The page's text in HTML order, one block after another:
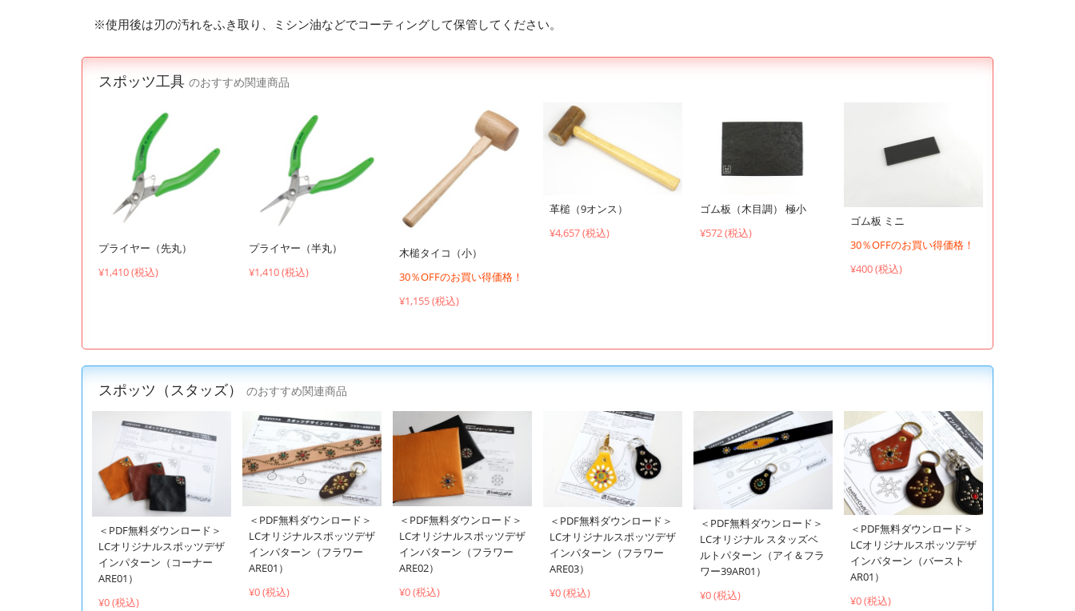
※使用後は刃の汚れをふき取り、ミシン油などでコーティングして保管してください。
スポッツ工具 のおすすめ関連商品
プライヤー（先丸）
¥1,410 (税込)
プライヤー（半丸）
¥1,410 (税込)
木槌タイコ（小）
30％OFFのお買い得価格！
¥1,155 (税込)
革槌（9オンス）
¥4,657 (税込)
ゴム板（木目調） 極小
¥572 (税込)
ゴム板 ミニ
30％OFFのお買い得価格！
¥400 (税込)
スポッツ（スタッズ） のおすすめ関連商品
＜PDF無料ダウンロード＞
LCオリジナルスポッツデザ
インパターン（コーナー
ARE01）
¥0 (税込)
＜PDF無料ダウンロード＞
LCオリジナルスポッツデザ
インパターン（フラワー
ARE01）
¥0 (税込)
＜PDF無料ダウンロード＞
LCオリジナルスポッツデザ
インパターン（フラワー
ARE02）
¥0 (税込)
＜PDF無料ダウンロード＞
LCオリジナルスポッツデザ
インパターン（フラワー
ARE03）
¥0 (税込)
＜PDF無料ダウンロード＞
LCオリジナル スタッズベ
ルトパターン（アイ＆フラ
ワー39AR01）
¥0 (税込)
＜PDF無料ダウンロード＞
LCオリジナルスポッツデザ
インパターン（バースト
AR01）
¥0 (税込)